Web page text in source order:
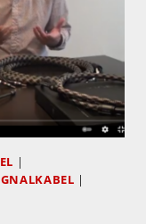
|
|